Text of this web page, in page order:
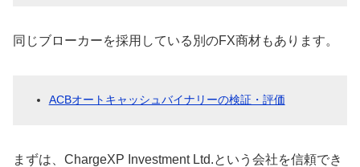
同じブローカーを採用している別のFX商材もあります。
ACBオートキャッシュバイナリーの検証・評価
まずは、ChargeXP Investment Ltd.という会社を信頼でき